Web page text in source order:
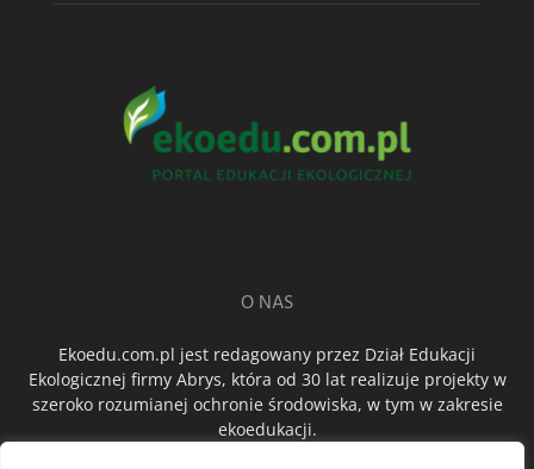
O NAS
Ekoedu.com.pl jest redagowany przez Dział Edukacji
Ekologicznej firmy Abrys, która od 30 lat realizuje projekty w
szeroko rozumianej ochronie środowiska, w tym w zakresie
ekoedukacji.